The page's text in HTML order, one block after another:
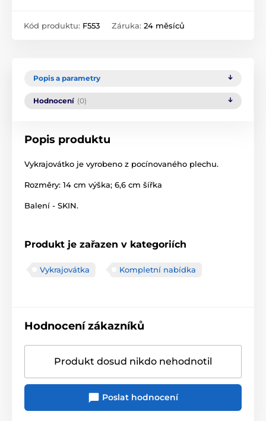
Kód produktu: F553 Záruka: 24 měsíců
Popis a parametry
Hodnocení (0)
Popis produktu
Vykrajovátko je vyrobeno z pocínovaného plechu.
Rozměry: 14 cm výška; 6,6 cm šířka
Balení - SKIN.
Produkt je zařazen v kategoriích
Vykrajovátka Kompletní nabídka
Hodnocení zákazníků
Produkt dosud nikdo nehodnotil
Poslat hodnocení